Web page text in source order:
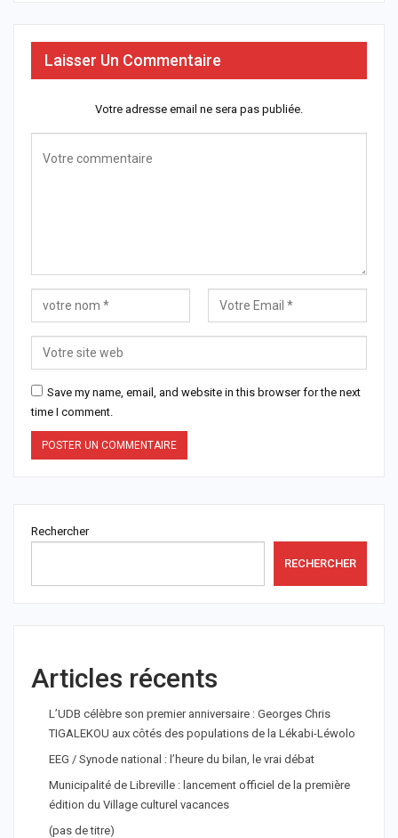
Laisser Un Commentaire
Votre adresse email ne sera pas publiée.
Save my name, email, and website in this browser for the next
time I comment.
Rechercher
RECHERCHER
Articles récents
L’UDB célèbre son premier anniversaire : Georges Chris
TIGALEKOU aux côtés des populations de la Lékabi-Léwolo
EEG / Synode national : l’heure du bilan, le vrai débat
Municipalité de Libreville : lancement officiel de la première
édition du Village culturel vacances
(pas de titre)